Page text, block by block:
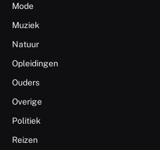
Mode
Muziek
Natuur
Opleidingen
Ouders
Overige
Politiek
Reizen